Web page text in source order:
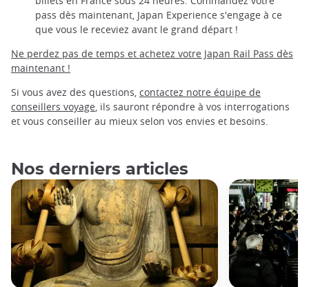
pass dès maintenant, Japan Experience s'engage à ce
que vous le receviez avant le grand départ !
Ne perdez pas de temps et achetez votre Japan Rail Pass dès
maintenant !
Si vous avez des questions, contactez notre équipe de
conseillers voyage, ils sauront répondre à vos interrogations
et vous conseiller au mieux selon vos envies et besoins.
Nos derniers articles